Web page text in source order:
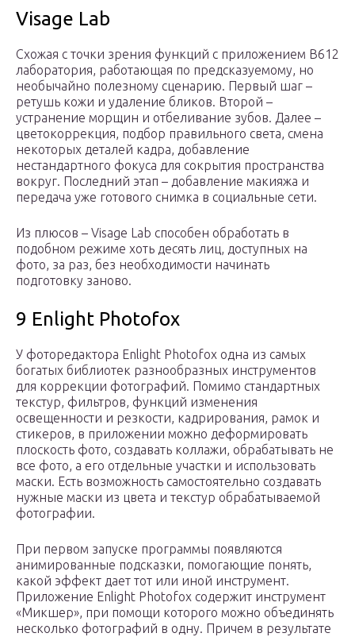
Visage Lab
Схожая с точки зрения функций с приложением B612
лаборатория, работающая по предсказуемому, но
необычайно полезному сценарию. Первый шаг –
ретушь кожи и удаление бликов. Второй –
устранение морщин и отбеливание зубов. Далее –
цветокоррекция, подбор правильного света, смена
некоторых деталей кадра, добавление
нестандартного фокуса для сокрытия пространства
вокруг. Последний этап – добавление макияжа и
передача уже готового снимка в социальные сети.
Из плюсов – Visage Lab способен обработать в
подобном режиме хоть десять лиц, доступных на
фото, за раз, без необходимости начинать
подготовку заново.
9 Enlight Photofox
У фоторедактора Enlight Photofox одна из самых
богатых библиотек разнообразных инструментов
для коррекции фотографий. Помимо стандартных
текстур, фильтров, функций изменения
освещенности и резкости, кадрирования, рамок и
стикеров, в приложении можно деформировать
плоскость фото, создавать коллажи, обрабатывать не
все фото, а его отдельные участки и использовать
маски. Есть возможность самостоятельно создавать
нужные маски из цвета и текстур обрабатываемой
фотографии.
При первом запуске программы появляются
анимированные подсказки, помогающие понять,
какой эффект дает тот или иной инструмент.
Приложение Enlight Photofox содержит инструмент
«Микшер», при помощи которого можно объединять
несколько фотографий в одну. Причем в результате